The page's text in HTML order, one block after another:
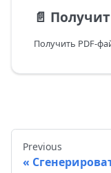
📄️ Получить
Получить PDF-
Previous